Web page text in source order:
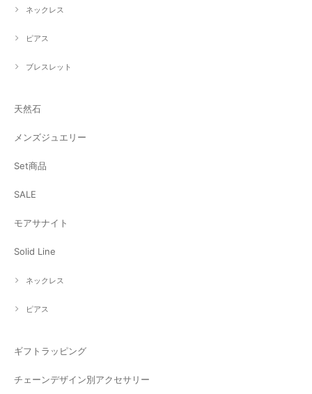
ネックレス
ピアス
ブレスレット
天然石
メンズジュエリー
Set商品
SALE
モアサナイト
Solid Line
ネックレス
ピアス
ギフトラッピング
チェーンデザイン別アクセサリー